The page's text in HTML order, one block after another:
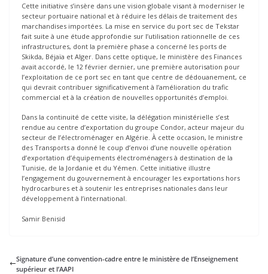
Cette initiative s’insère dans une vision globale visant à moderniser le
secteur portuaire national et à réduire les délais de traitement des
marchandises importées. La mise en service du port sec de Tekstar
fait suite à une étude approfondie sur l’utilisation rationnelle de ces
infrastructures, dont la première phase a concerné les ports de
Skikda, Béjaïa et Alger. Dans cette optique, le ministère des Finances
avait accordé, le 12 février dernier, une première autorisation pour
l’exploitation de ce port sec en tant que centre de dédouanement, ce
qui devrait contribuer significativement à l’amélioration du trafic
commercial et à la création de nouvelles opportunités d’emploi.
Dans la continuité de cette visite, la délégation ministérielle s’est
rendue au centre d’exportation du groupe Condor, acteur majeur du
secteur de l’électroménager en Algérie. À cette occasion, le ministre
des Transports a donné le coup d’envoi d’une nouvelle opération
d’exportation d’équipements électroménagers à destination de la
Tunisie, de la Jordanie et du Yémen. Cette initiative illustre
l’engagement du gouvernement à encourager les exportations hors
hydrocarbures et à soutenir les entreprises nationales dans leur
développement à l’international.
Samir Benisid
Signature d’une convention-cadre entre le ministère de l’Enseignement
supérieur et l’AAPI